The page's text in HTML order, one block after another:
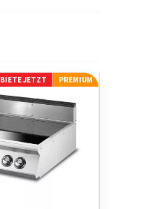
BIETE JETZT PREMIUM